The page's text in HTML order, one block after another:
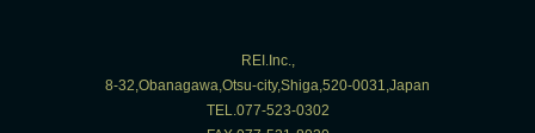
REI.Inc.,
8-32,Obanagawa,Otsu-city,Shiga,520-0031,Japan
TEL.077-523-0302